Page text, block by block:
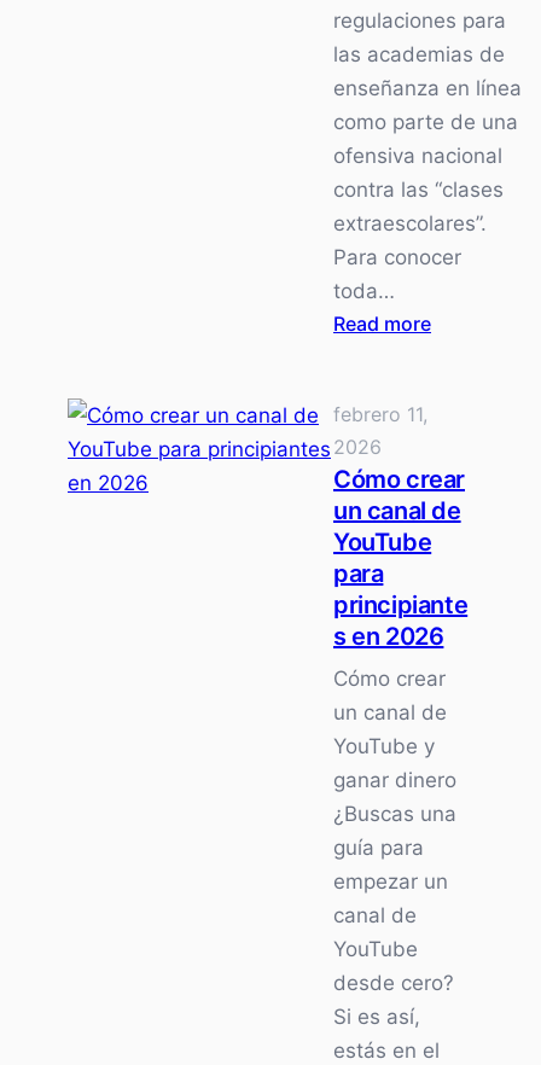
regulaciones para
las academias de
enseñanza en línea
como parte de una
ofensiva nacional
contra las “clases
extraescolares”.
Para conocer
toda…
Read more:
para
VIPKID
y
2.000
USD
al
mes
desde
casa
febrero 11,
2026
Cómo crear
un canal de
YouTube
para
principiante
s en 2026
Cómo crear
un canal de
YouTube y
ganar dinero
¿Buscas una
guía para
empezar un
canal de
YouTube
desde cero?
Si es así,
estás en el